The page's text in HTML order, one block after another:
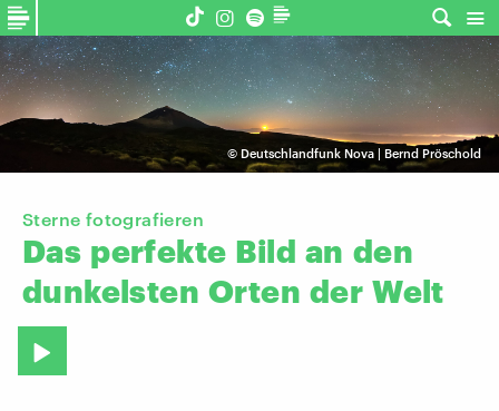
© Deutschlandfunk Nova | Bernd Pröschold
Sterne fotografieren
Das perfekte Bild an den
dunkelsten Orten der Welt